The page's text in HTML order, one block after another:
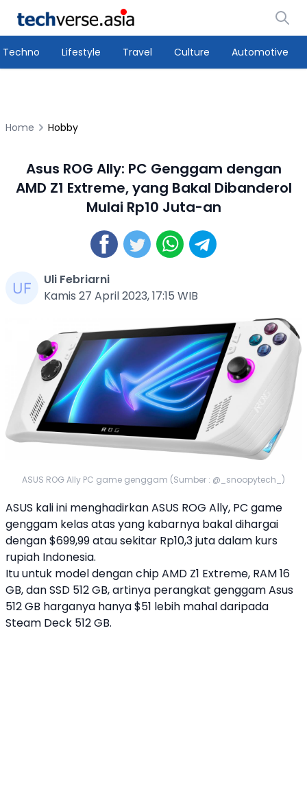
Techno Lifestyle Travel Culture Automotive
Home Hobby
Asus ROG Ally: PC Genggam dengan
AMD Z1 Extreme, yang Bakal Dibanderol
Mulai Rp10 Juta-an
Uli Febriarni
Kamis 27 April 2023, 17:15 WIB
ASUS ROG Ally PC game genggam (Sumber : @_snoopytech_)
ASUS kali ini menghadirkan ASUS ROG Ally, PC game
genggam kelas atas yang kabarnya bakal dihargai
dengan $699,99 atau sekitar Rp10,3 juta dalam kurs
rupiah Indonesia.
Itu untuk model dengan chipAMD Z1 Extreme, RAM 16
GB, dan SSD 512 GB, artinya perangkat genggam Asus
512 GB harganya hanya $51 lebih mahal daripada
Steam Deck 512 GB.